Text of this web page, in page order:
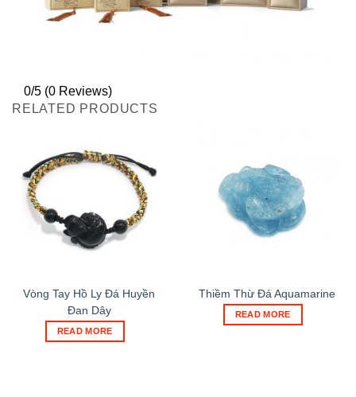
0/5 (0 Reviews)
RELATED PRODUCTS
Vòng Tay Hồ Ly Đá Huyền
Đan Dây
READ MORE
Thiềm Thừ Đá Aquamarine
READ MORE